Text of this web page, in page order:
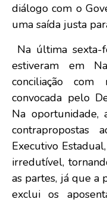
diálogo com o
uma saída justa
Na última sexta-
estiveram em
conciliação com
convocada pelo
Na oportunidade,
contrapropostas
Executivo
irredutível,
as partes, já que a
exclui os